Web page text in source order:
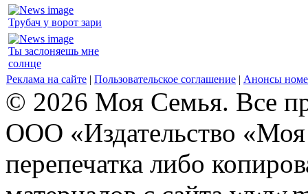
Трубач у ворот зари
Ты заслоняешь мне
солнце
Реклама на сайте | Пользовательское соглашение | Анонсы
© 2026 Моя Семья. Все
ООО «Издательство
перепечатка либо